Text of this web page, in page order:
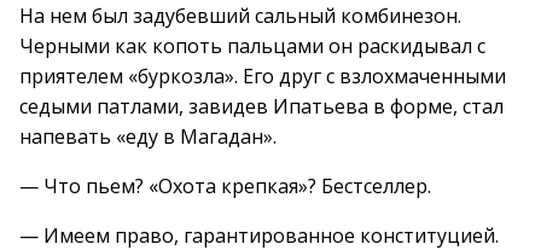
На нем был задубевший сальный комбинезон.
Черными как копоть пальцами он раскидывал с
приятелем «буркозла». Его друг с взлохмаченными
седыми патлами, завидев Ипатьева в форме, стал
напевать «еду в Магадан».
— Что пьем? «Охота крепкая»? Бестселлер.
— Имеем право, гарантированное конституцией.